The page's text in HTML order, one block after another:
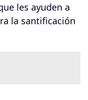
les ayuden a
la santificación